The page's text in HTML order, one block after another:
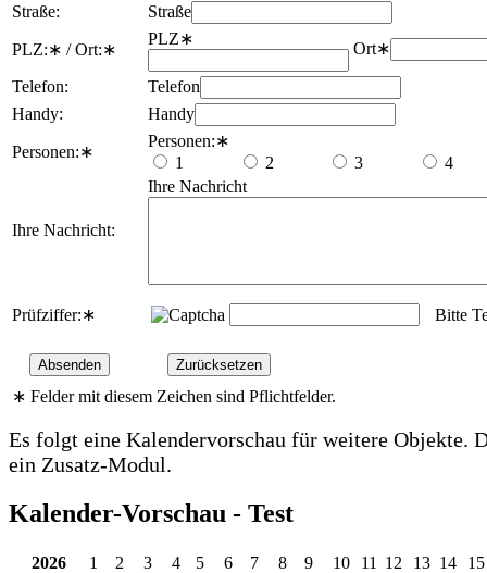
Straße:
Straße
PLZ:∗ / Ort:∗
PLZ∗
Ort∗
Telefon:
Telefon
Handy:
Handy
Personen:∗
Personen:∗
1
2 3 4
Ihre Nachricht:
Ihre Nachricht
Prüfziffer:∗ Bitte
∗ Felder mit diesem Zeichen sind Pflichtfelder.
Es folgt eine Kalendervorschau für weitere Objekte.
ein Zusatz-Modul.
Kalender-Vorschau - Test
2026 1 2 3 4 5 6 7 8 9 10 11 12 13 14
15